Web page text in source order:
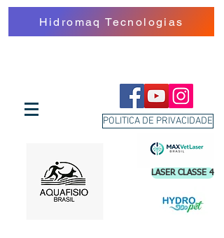
Hidromaq Tecnologias
POLITICA DE PRIVACIDADE
LASER CLASSE 4